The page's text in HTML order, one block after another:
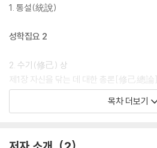
1. 통설(統說)
성학집요 2
2. 수기(修己) 상
제1장 자신을 닦는 데 대한 총론[修己總論]
제2장 뜻을 세움[立志]
목차 더보기